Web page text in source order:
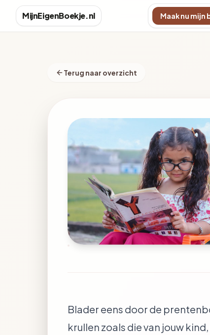
MijnEigenBoekje.nl Maak nu mijn
Terug naar overzicht
Blader eens door de
krullen zoals die van jouw